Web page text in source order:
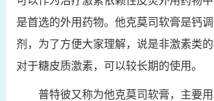
是首选的外用药物。他克莫司软膏是钙
剂，为了方便大家理解，说是非激素类
对于糖皮质激素，可以较长期的使用。
普特彼又称为他克莫司软膏，主要